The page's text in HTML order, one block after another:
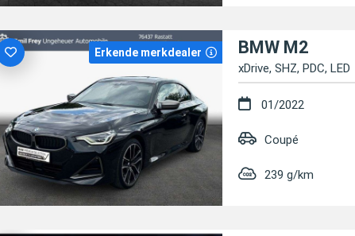
Erkende merkdealer BMW M2
xDrive, SHZ, PDC, LED
01/2022
Coupé
239 g/km